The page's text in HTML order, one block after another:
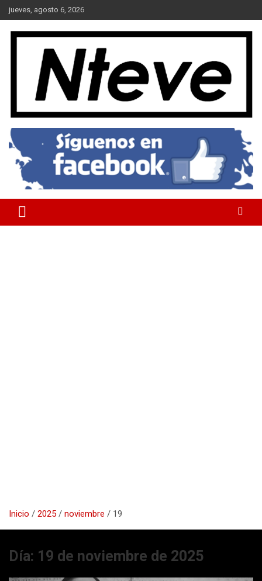
Saltar
al
contenido
jueves, agosto 6, 2026
NTEVE
Inicio 2025 noviembre 19
Día: 19 de noviembre de 2025